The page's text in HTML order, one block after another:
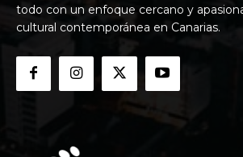
todo con un enfoque cercano y
cultural contemporánea en Canarias.